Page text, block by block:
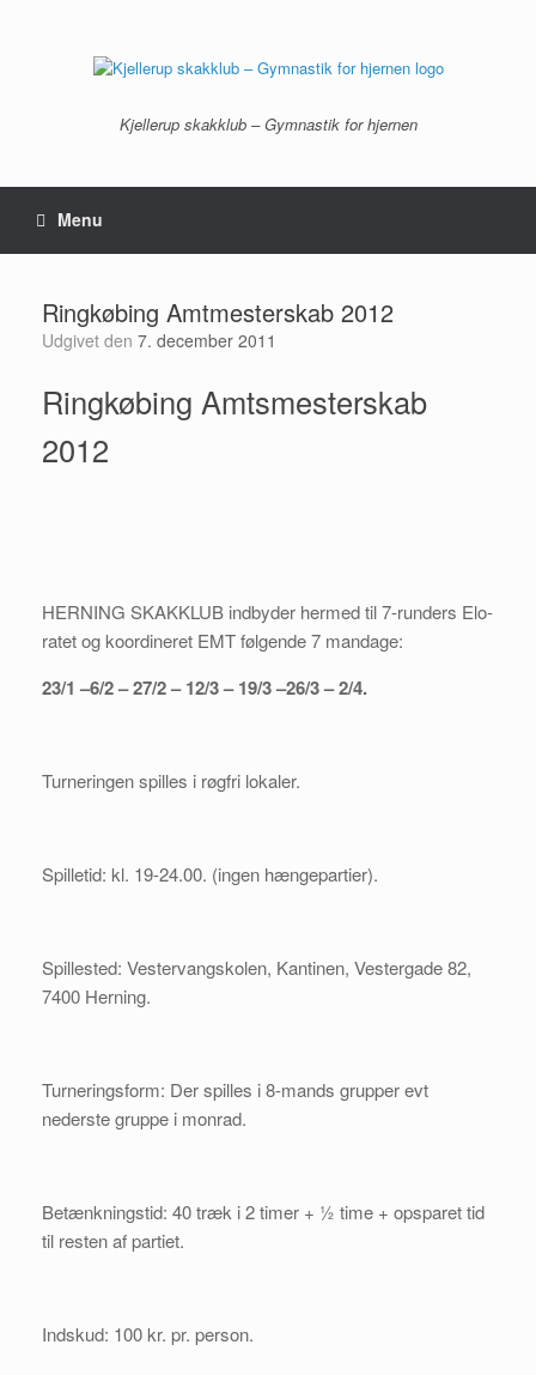
Kjellerup skakklub – Gymnastik for hjernen
Menu
Ringkøbing Amtmesterskab 2012
Udgivet den 7. december 2011
Ringkøbing Amtsmesterskab
2012
HERNING SKAKKLUB indbyder hermed til 7-runders Elo-
ratet og koordineret EMT følgende 7 mandage:
23/1 –6/2 – 27/2 – 12/3 – 19/3 –26/3 – 2/4.
Turneringen spilles i røgfri lokaler.
Spilletid: kl. 19-24.00. (ingen hængepartier).
Spillested: Vestervangskolen, Kantinen, Vestergade 82,
7400 Herning.
Turneringsform: Der spilles i 8-mands grupper evt
nederste gruppe i monrad.
Betænkningstid: 40 træk i 2 timer + ½ time + opsparet tid
til resten af partiet.
Indskud: 100 kr. pr. person.